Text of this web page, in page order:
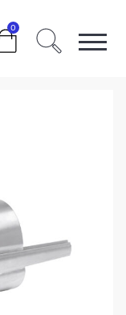
0
SDR 11 M/KILE